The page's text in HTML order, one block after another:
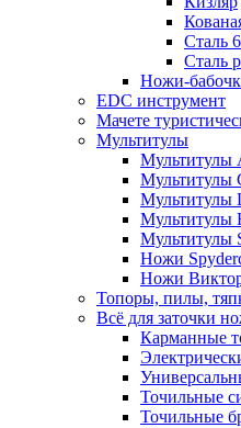
Сталь
Сталь
Ножи-
EDC инструмент
Мачете
Мультитулы
Мультитулы
Мультитулы
Мультитулы
Мультитулы
Ножи
Ножи
Топоры, пилы,
Всё для заточки
Карманные
Точильные
Точильные